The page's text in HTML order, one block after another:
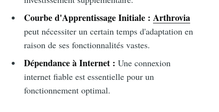
Courbe d'Apprentissage Initiale : Arthrovia
peut nécessiter un certain temps d'adaptation en
raison de ses fonctionnalités vastes.
Dépendance à Internet : Une connexion
internet fiable est essentielle pour un
fonctionnement optimal.